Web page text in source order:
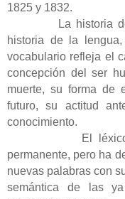
1825 y 1832.
La historia de
historia de la
vocabulario refleja el
concepción del ser
muerte, su forma de
futuro, su actitud
conocimiento.
El léxico ha
permanente, pero ha
nuevas palabras con
semántica de las